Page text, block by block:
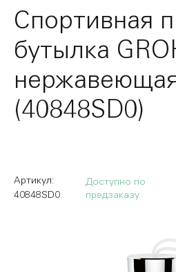
Спортивная
бутылка
(40848SD0)
Доступно по
предзаказу
40848SD0